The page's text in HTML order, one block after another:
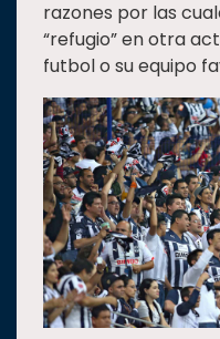
razones por las
“refugio” en otra
futbol o su equipo